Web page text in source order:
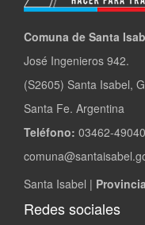
Comuna de Santa
José Ingenieros 942.
(S2605) Santa Isabel,
Santa Fe. Argentina
Teléfono: 03462-
Santa Isabel |
Redes sociales